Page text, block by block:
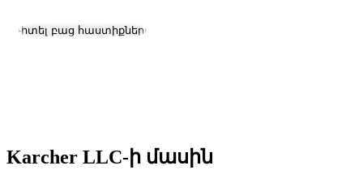
Դիտել բաց հաստիքները
Karcher LLC-ի մասին